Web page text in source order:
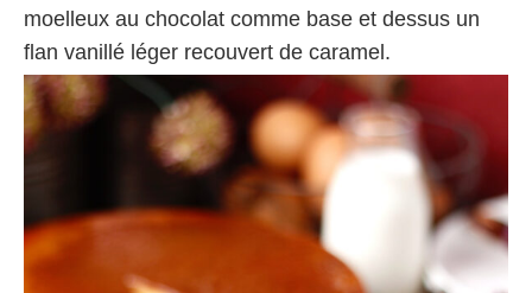
moelleux au chocolat comme base et dessus un
flan vanillé léger recouvert de caramel.